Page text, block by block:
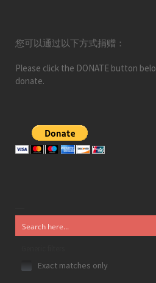
您可以通过以下方式捐赠：
Please click the DONATE button
donate.
Exact matches only